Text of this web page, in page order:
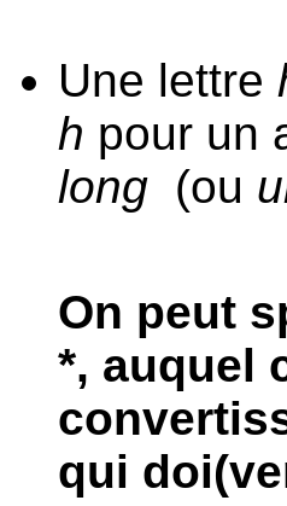
Une lettre
h pour un
long (ou
On peut
*, auquel
qui